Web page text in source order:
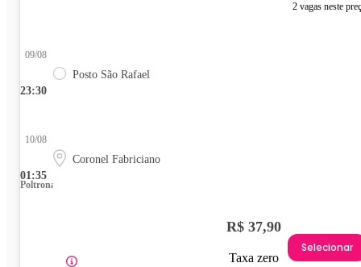
2 vagas neste
23:30
09/08
Posto São Rafael
01:35
10/08
Coronel Fabriciano
Poltrona
R$ 37,90
Taxa zero
Selecionar